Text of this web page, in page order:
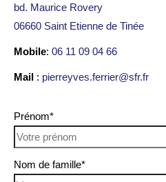
bd. Maurice Rovery
06660 Saint Etienne de Tinée
Mobile: 06 11 09 04 66
Mail : pierreyves.ferrier@sfr.fr
Prénom*
Nom de famille*